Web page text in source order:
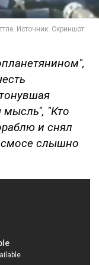
"Кто
и снял
слышно